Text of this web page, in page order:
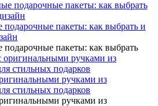
пакеты: как выбрать и
пакеты: как выбрать
ручками из
стильных подарков
ручками из